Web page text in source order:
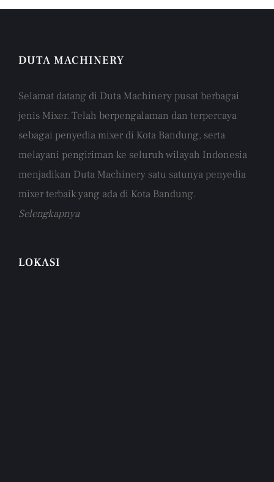
DUTA MACHINERY
Selamat datang di Duta Machinery pusat berbagai
jenis Mixer. Telah berpengalaman dan terpercaya
sebagai penyedia mixer di Kota Bandung, serta
melayani pengiriman ke seluruh wilayah Indonesia
menjadikan Duta Machinery satu satunya penyedia
mixer terbaik yang ada di Kota Bandung.
Selengkapnya
LOKASI